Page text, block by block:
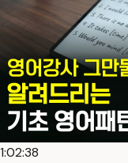
1:02:38